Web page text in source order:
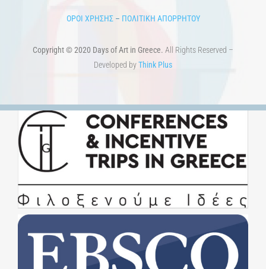
ΟΡΟΙ ΧΡΗΣΗΣ– ΠΟΛΙΤΙΚΗ ΑΠΟΡΡΗΤΟΥ
Copyright © 2020 Days of Art in Greece. All Rights Reserved –
Developed byThink Plus